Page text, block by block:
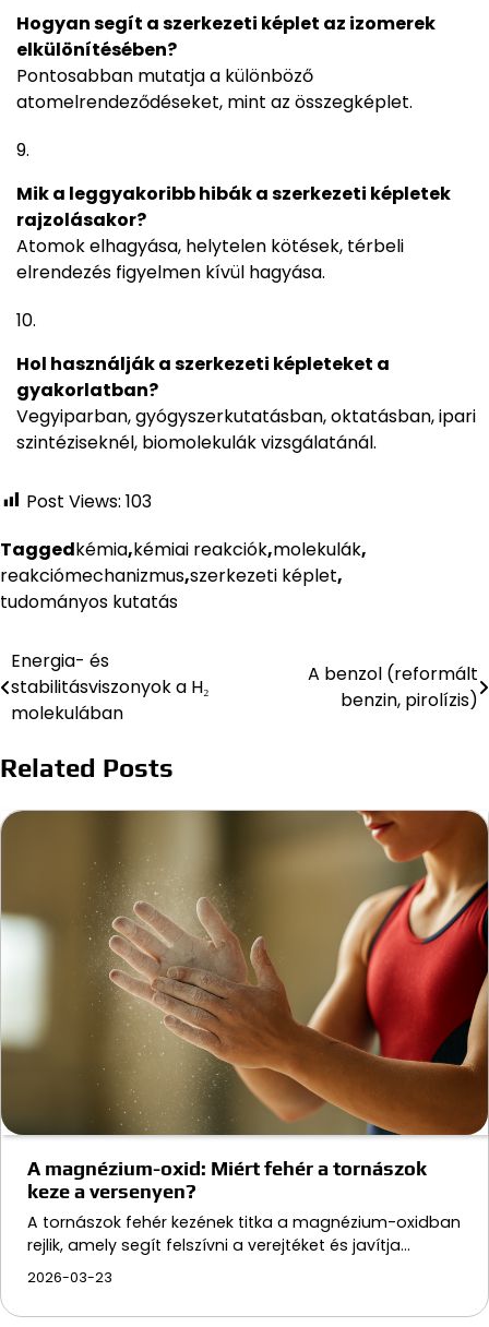
Hogyan segít a szerkezeti képlet az izomerek
elkülönítésében?
Pontosabban mutatja a különböző
atomelrendeződéseket, mint az összegképlet.
Mik a leggyakoribb hibák a szerkezeti képletek
rajzolásakor?
Atomok elhagyása, helytelen kötések, térbeli
elrendezés figyelmen kívül hagyása.
Hol használják a szerkezeti képleteket a
gyakorlatban?
Vegyiparban, gyógyszerkutatásban, oktatásban, ipari
szintéziseknél, biomolekulák vizsgálatánál.
Post Views: 103
Taggedkémia,kémiai reakciók,molekulák,
reakciómechanizmus,szerkezeti képlet,
tudományos kutatás
Bejegyzés
navigáció
Energia- és
stabilitásviszonyok a H₂
molekulában
A benzol (reformált
benzin, pirolízis)
Related Posts
A magnézium-oxid: Miért fehér a tornászok
keze a versenyen?
A tornászok fehér kezének titka a magnézium-oxidban
rejlik, amely segít felszívni a verejtéket és javítja…
2026-03-23